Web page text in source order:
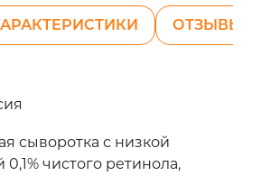
ОТЗЫВЫ
сыворотка с низкой
чистого ретинола,